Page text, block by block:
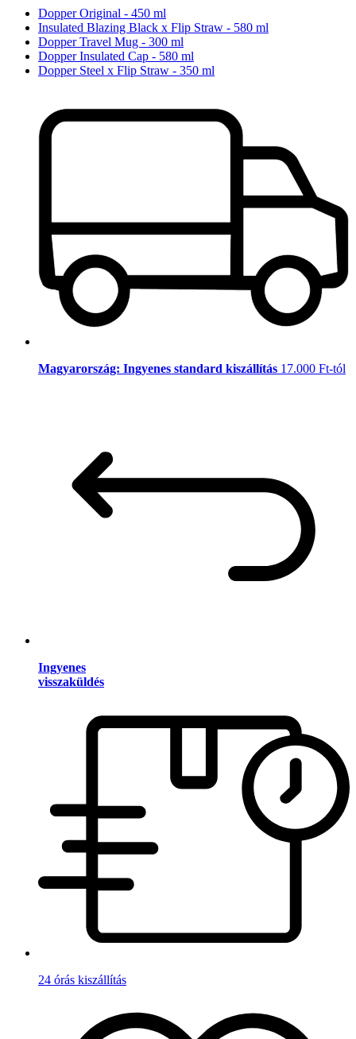
Dopper Original - 450 ml
Insulated Blazing Black x Flip Straw - 580 ml
Dopper Travel Mug - 300 ml
Dopper Insulated Cap - 580 ml
Dopper Steel x Flip Straw - 350 ml
Magyarország: Ingyenes standard kiszállítás 17.000 Ft-tól
Ingyenes
visszaküldés
24 órás kiszállítás